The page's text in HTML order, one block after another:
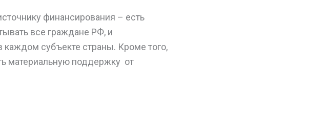
финансирования – есть
все граждане РФ, и
субъекте страны. Кроме того,
материальную поддержку от